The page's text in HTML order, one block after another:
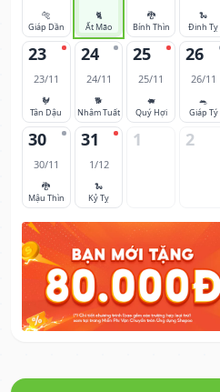
🐅
Giáp Dần
🐈
Ất Mão
🐉
Bính Thìn
🐍
Đinh Tỵ
23
23/11
🐓
Tân Dậu
24
24/11
🐕
Nhâm Tuất
25
25/11
🐖
Quý Hợi
26
26/11
🐀
Giáp Tý
30
30/11
🐉
Mậu Thìn
31
1/12
🐍
Kỷ Tỵ
1 2